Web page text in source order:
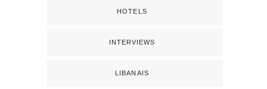
HOTELS
INTERVIEWS
LIBANAIS